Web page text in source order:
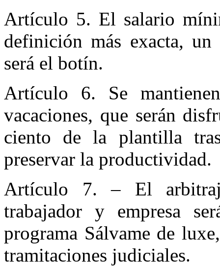
Artículo 5. El salario
definición más exacta,
será el botín.
Artículo 6. Se
vacaciones, que serán
ciento de la plantilla
preservar la productividad.
Artículo 7. – El
trabajador y empresa
programa Sálvame de
tramitaciones judiciales.